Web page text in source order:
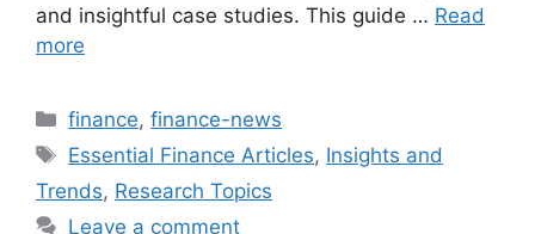
and insightful case studies. This guide … Read
more
Categories
finance,finance-news
Tags
Essential Finance Articles, Insights and
Trends, Research Topics
Leave a comment